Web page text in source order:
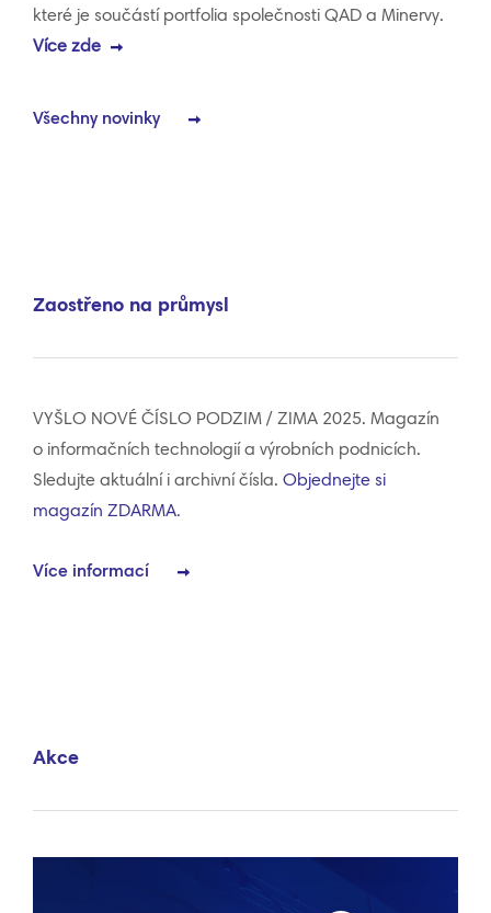
které je součástí portfolia společnosti QAD a Minervy.
Více zde
Všechny novinky
Zaostřeno na průmysl
VYŠLO NOVÉ ČÍSLO PODZIM / ZIMA 2025. Magazín
o informačních technologií a výrobních podnicích.
Sledujte aktuální i archivní čísla. Objednejte si
magazín ZDARMA.
Více informací
Akce